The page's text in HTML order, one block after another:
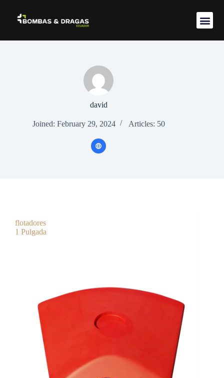
david
Joined: February 29, 2024 Articles: 50
flotadores
1 Pulgada